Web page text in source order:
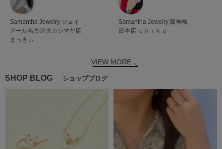
Samantha Jewelry ジェイ
アール名古屋タカシマヤ店
まっきぃ
Samantha Jewelry 阪神梅
田本店 ｃｈｉｋａ
VIEW MORE
SHOP BLOG ショップブログ